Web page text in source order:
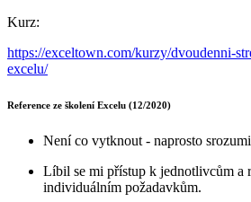
Kurz:
https://exceltown.com/kurzy/dvoudenni-
excelu/
Reference ze školení Excelu (12/2020)
Není co vytknout - naprosto
Líbil se mi přístup k jednotlivcům a
individuálním požadavkům.